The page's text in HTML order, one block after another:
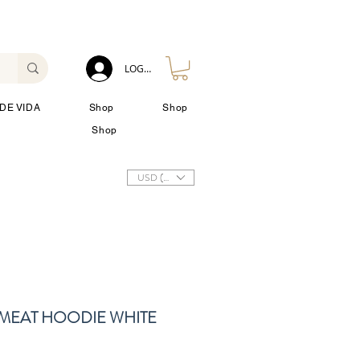
VIDA Shop
Shop
Shop
LOG IN
USD ($)
HOODIE WHITE